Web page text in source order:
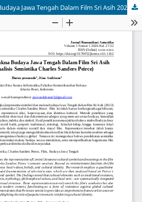
Simbol Dan Makna Budaya Jawa Tengah Dalam Film Sri Asih 2022 (Analisis Semiotika Charles Sanders Peirce)